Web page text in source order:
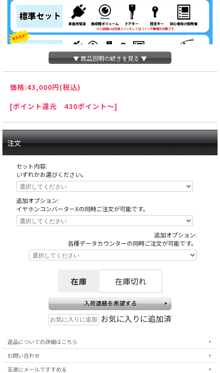
天井の木枠部分に島へ固定する為にホールが空けたネジ穴がありますが、これ
は修復できない部分ですので予めご了承下さい。
▼ 商品説明の続きを見る ▼
価格:43,000円(税込)
[ポイント還元 430ポイント～]
注文
セット内容:
いずれかお選びください。
追加オプション:
イヤホンコンバーターXの同時ご注文が可能です。
追加オプション:
各種データカウンターの同時ご注文が可能です。
在庫 在庫切れ
お気に入りに追加済
返品についての詳細はこちら
お問い合わせ
友達にメールですすめる